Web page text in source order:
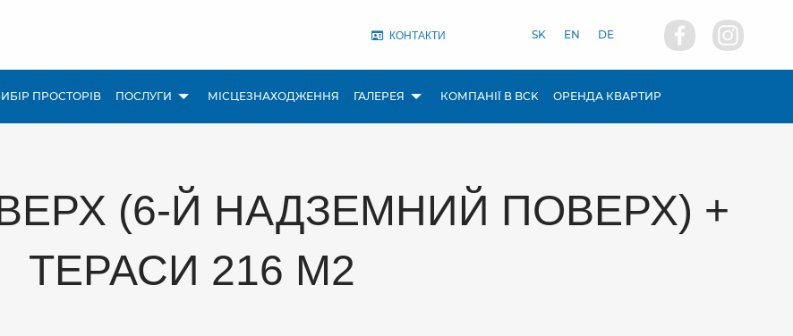
КОНТАКТИ SK EN DE
ПРОСТОРІВ ПОСЛУГИ МІСЦЕЗНАХОДЖЕННЯ ГАЛЕРЕЯ КОМПАНІЇ В BCK ОРЕНДА КВАРТИР
(6-Й НАДЗЕМНИЙ ПОВЕРХ) +
ТЕРАСИ 216 М2